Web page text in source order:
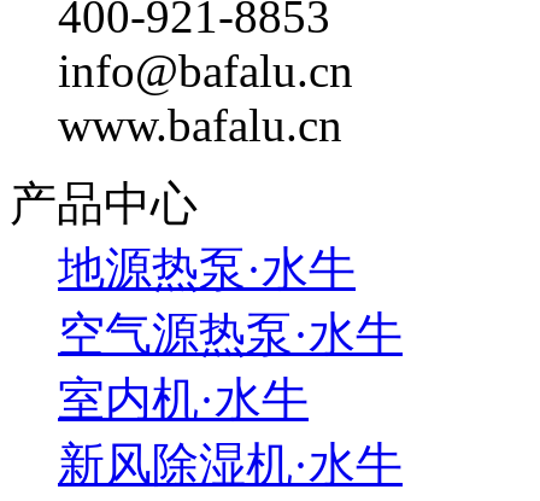
400-921-8853
info@bafalu.cn
www.bafalu.cn
产品中心
地源热泵·水牛
空气源热泵·水牛
室内机·水牛
新风除湿机·水牛